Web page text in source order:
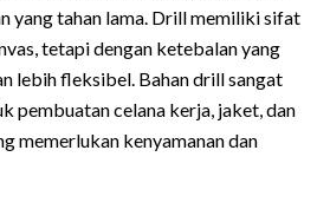
yang tahan lama. Drill memiliki sifat
tetapi dengan ketebalan yang
lebih fleksibel. Bahan drill sangat
pembuatan celana kerja, jaket, dan
memerlukan kenyamanan dan